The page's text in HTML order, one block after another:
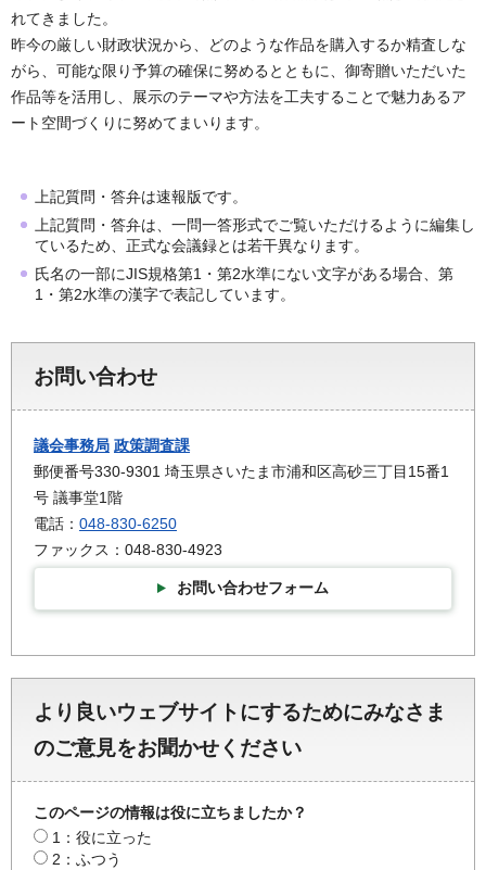
れてきました。
昨今の厳しい財政状況から、どのような作品を購入するか精査しな
がら、可能な限り予算の確保に努めるとともに、御寄贈いただいた
作品等を活用し、展示のテーマや方法を工夫することで魅力あるア
ート空間づくりに努めてまいります。
上記質問・答弁は速報版です。
上記質問・答弁は、一問一答形式でご覧いただけるように編集し
ているため、正式な会議録とは若干異なります。
氏名の一部にJIS規格第1・第2水準にない文字がある場合、第
1・第2水準の漢字で表記しています。
お問い合わせ
議会事務局 政策調査課
郵便番号330-9301 埼玉県さいたま市浦和区高砂三丁目15番1
号 議事堂1階
電話： 048-830-6250
ファックス：048-830-4923
お問い合わせフォーム
より良いウェブサイトにするためにみなさま
のご意見をお聞かせください
このページの情報は役に立ちましたか？
1：役に立った
2：ふつう